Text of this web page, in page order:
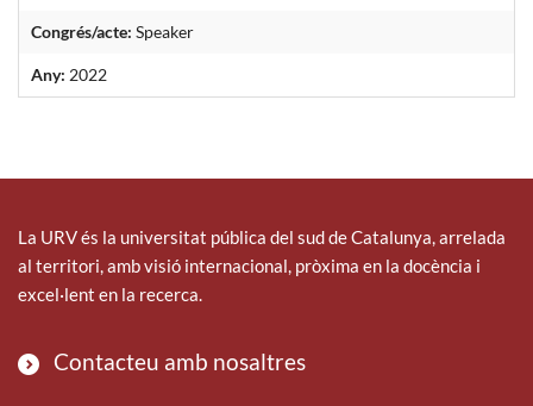
Congrés/acte: Speaker
Any: 2022
La URV és la universitat pública del sud de Catalunya, arrelada
al territori, amb visió internacional, pròxima en la docència i
excel·lent en la recerca.
Contacteu amb nosaltres